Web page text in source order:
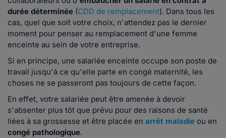
durée déterminée (CDD de remplacement). Dans tous les
cas, quel que soit votre choix, n'attendez pas le dernier
moment pour penser au remplacement d'une femme
enceinte au sein de votre entreprise.
Si en principe, une salariée enceinte occupe son poste de
travail jusqu'à ce qu'elle parte en congé maternité, les
choses ne se passeront pas toujours de cette façon.
En effet, votre salariée peut être amenée à devoir
s'absenter plus tôt que prévu pour des raisons de santé
liées à sa grossesse et être placée en arrêt maladie ou en
congé pathologique.